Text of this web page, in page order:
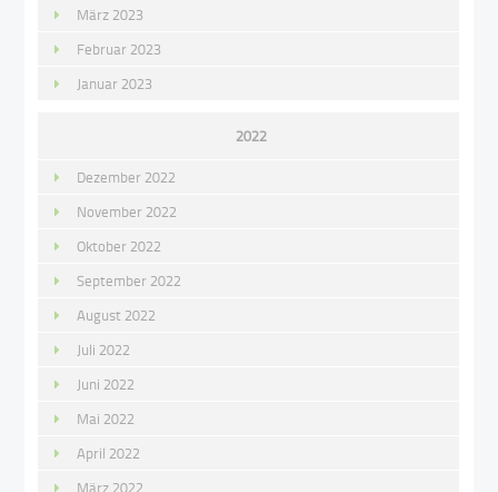
März 2023
Februar 2023
Januar 2023
2022
Dezember 2022
November 2022
Oktober 2022
September 2022
August 2022
Juli 2022
Juni 2022
Mai 2022
April 2022
März 2022